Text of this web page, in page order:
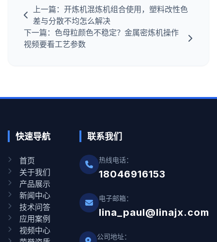
上一篇：开炼机混炼机组合使用，塑料改性色
差与分散不均怎么解决
下一篇：色母粒颜色不稳定？金属密炼机操作
视频要看工艺参数
快速导航
首页
关于我们
产品展示
新闻中心
技术问答
应用案例
视频中心
联系我们
热线电话：
18046916153
电子邮箱：
lina_paul@linajx.com
公司地址：